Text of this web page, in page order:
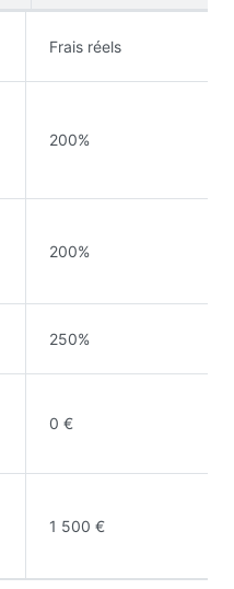
Frais réels
200%
200%
250%
0 €
1 500 €